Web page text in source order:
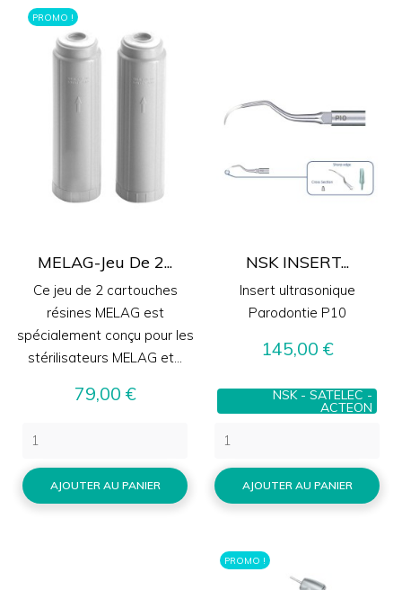
MELAG-Jeu De 2...
Ce jeu de 2 cartouches
résines MELAG est
spécialement conçu pour les
stérilisateurs MELAG et...
Prix
79,00 €
AJOUTER AU PANIER
PROMO !
NSK INSERT...
Insert ultrasonique
Parodontie P10
Prix
145,00 €
NSK - SATELEC -
ACTEON
AJOUTER AU PANIER
PROMO !